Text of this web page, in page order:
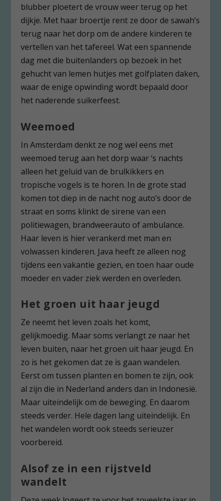
blubber ploetert de vrouw weer terug op het
dijkje. Met haar broertje rent ze door de sawah’s
terug naar het dorp om de andere kinderen te
vertellen van het tafereel. Wat een spannende
dag met die buitenlanders op bezoek in het
gehucht van lemen hutjes met golfplaten daken,
waar de enige opwinding wordt bepaald door
het naderende suikerfeest.
Weemoed
In Amsterdam denkt ze nog wel eens met
weemoed terug aan het dorp waar ‘s nachts
alleen het geluid van de brulkikkers en
tropische vogels is te horen. In de grote stad
komen tot diep in de nacht nog auto’s door de
straat en soms klinkt de sirene van een
politiewagen, brandweerauto of ambulance.
Haar leven is hier verankerd met man en
volwassen kinderen. Java heeft ze alleen nog
tijdens een vakantie gezien, en toen haar oude
moeder en vader ziek werden en overleden.
Het groen uit haar jeugd
Ze neemt het leven zoals het komt,
gelijkmoedig. Maar soms verlangt ze naar het
leven buiten, naar het groen uit haar jeugd. En
zo is het gekomen dat ze is gaan wandelen.
Eerst om tussen planten en bomen te zijn, ook
al zijn die in Nederland anders dan in Indonesië.
Maar uiteindelijk om de beweging. En daarom
steeds verder. Hele dagen lang uiteindelijk. En
het wandelen wordt ook steeds serieuzer
voorbereid.
Alsof ze in een rijstveld
wandelt